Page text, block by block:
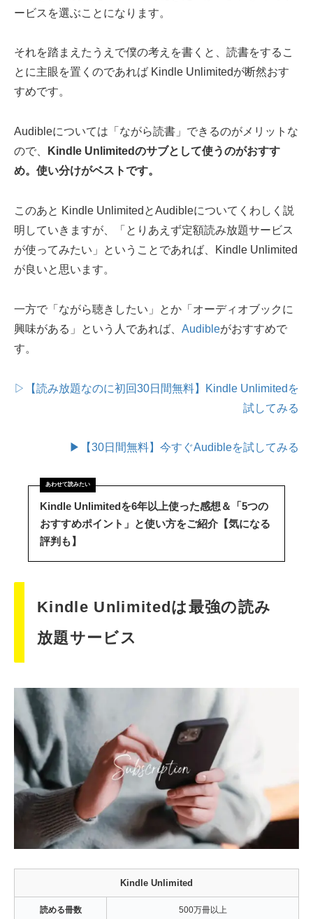
ービスを選ぶことになります。
それを踏まえたうえで僕の考えを書くと、読書をするこ
とに主眼を置くのであれば Kindle Unlimitedが断然おす
すめです。
Audibleについては「ながら読書」できるのがメリットな
ので、
Kindle Unlimitedのサブとして使うのがおすす
め。使い分けがベストです。
このあと Kindle UnlimitedとAudibleについてくわしく説
明していきますが、「とりあえず定額読み放題サービス
が使ってみたい」ということであれば、Kindle Unlimited
が良いと思います。
一方で「ながら聴きしたい」とか「オーディオブックに
興味がある」という人であれば、 Audibleがおすすめで
す。
▷【読み放題なのに初回30日間無料】Kindle Unlimitedを
試してみる
▶【30日間無料】今すぐAudibleを試してみる
Kindle Unlimitedを6年以上使った感想＆「5つの
おすすめポイント」と使い方をご紹介【気になる
評判も】
Kindle Unlimitedは最強の読み
放題サービス
Kindle Unlimited
読める冊数 500万冊以上